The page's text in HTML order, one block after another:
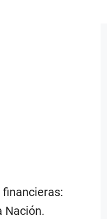
Nación.